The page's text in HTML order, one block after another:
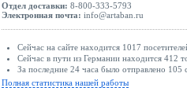
Отдел доставки: 8-800-333-5793
Электронная почта: info@artaban.ru
Сейчас на сайте находится 1017
Сейчас в пути из Германии находится 412
За последние 24 часа было отправлено
Полная статистика нашей работы